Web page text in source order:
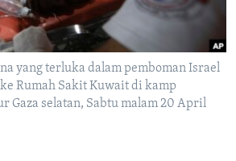
yang terluka dalam pemboman Israel
Rumah Sakit Kuwait di kamp
Gaza selatan, Sabtu malam 20 April